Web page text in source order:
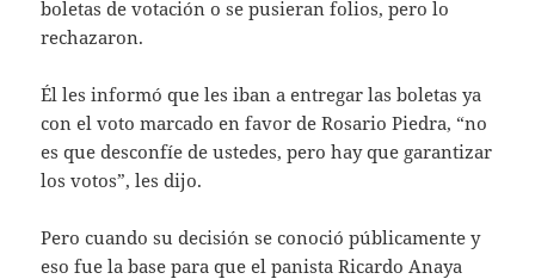
boletas de votación o se pusieran folios, pero lo
rechazaron.
Él les informó que les iban a entregar las boletas ya
con el voto marcado en favor de Rosario Piedra, “no
es que desconfíe de ustedes, pero hay que garantizar
los votos”, les dijo.
Pero cuando su decisión se conoció públicamente y
eso fue la base para que el panista Ricardo Anaya